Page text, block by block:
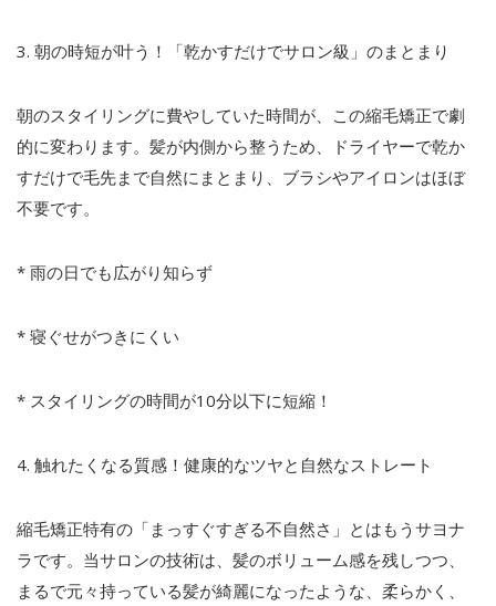
3. 朝の時短が叶う！「乾かすだけでサロン級」のまとまり
朝のスタイリングに費やしていた時間が、この縮毛矯正で劇
的に変わります。髪が内側から整うため、ドライヤーで乾か
すだけで毛先まで自然にまとまり、ブラシやアイロンはほぼ
不要です。
* 雨の日でも広がり知らず
* 寝ぐせがつきにくい
* スタイリングの時間が10分以下に短縮！
4. 触れたくなる質感！健康的なツヤと自然なストレート
縮毛矯正特有の「まっすぐすぎる不自然さ」とはもうサヨナ
ラです。当サロンの技術は、髪のボリューム感を残しつつ、
まるで元々持っている髪が綺麗になったような、柔らかく、